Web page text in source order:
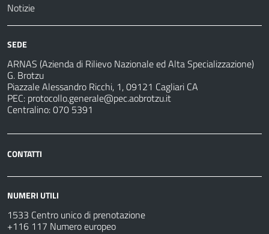
Notizie
SEDE
ARNAS (Azienda di Rilievo Nazionale ed Alta Specializzazione)
G. Brotzu
Piazzale Alessandro Ricchi, 1, 09121 Cagliari CA
PEC: protocollo.generale@pec.aobrotzu.it
Centralino: 070 5391
CONTATTI
NUMERI UTILI
1533 Centro unico di prenotazione
+116 117 Numero europeo